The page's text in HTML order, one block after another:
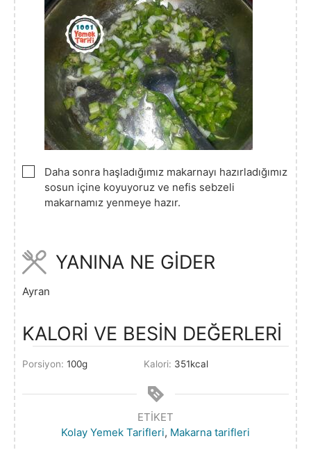
▢
Daha sonra haşladığımız makarnayı hazırladığımız
sosun içine koyuyoruz ve nefis sebzeli
makarnamız yenmeye hazır.
YANINA NE GİDER
Ayran
KALORİ VE BESİN DEĞERLERİ
Porsiyon: 100g Kalori: 351kcal
ETIKET
Kolay Yemek Tarifleri, Makarna tarifleri